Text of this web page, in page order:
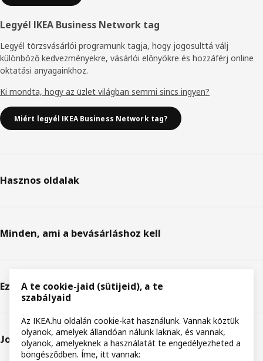
Legyél IKEA Business Network tag
Legyél törzsvásárlói programunk tagja, hogy jogosulttá válj
különböző kedvezményekre, vásárlói előnyökre és hozzáférj online
oktatási anyagainkhoz.
Ki mondta, hogy az üzlet világban semmi sincs ingyen?
Miért legyél IKEA Business Network tag?
Hasznos oldalak
Minden, ami a bevásárláshoz kell
Ez az IKEA
Jogi nyilatkozat
A te cookie-jaid (sütijeid), a te
szabályaid
Az IKEA.hu oldalán cookie-kat használunk. Vannak köztük
olyanok, amelyek állandóan nálunk laknak, és vannak,
olyanok, amelyeknek a használatát te engedélyezheted a
böngésződben. Íme, itt vannak: